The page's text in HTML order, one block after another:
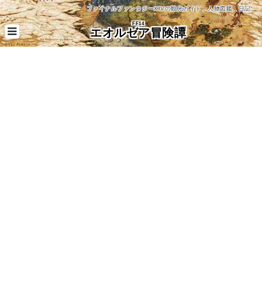
ファイナルファンタジーXIVの観光ガイド、人物図鑑、日記。
FF14
エオルゼア冒険譚